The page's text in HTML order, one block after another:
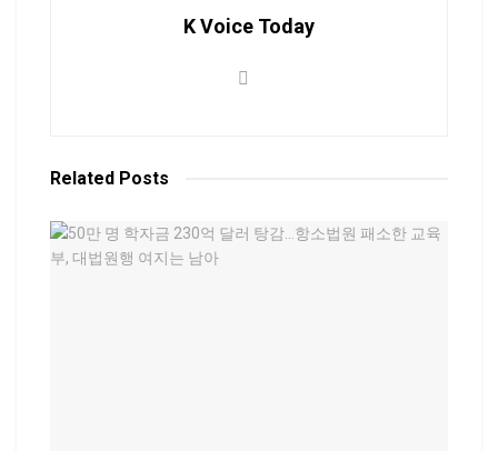
K Voice Today
Related Posts